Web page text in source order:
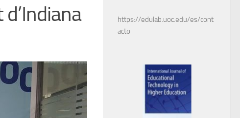
https://edulab.uoc.edu/es/cont
acto